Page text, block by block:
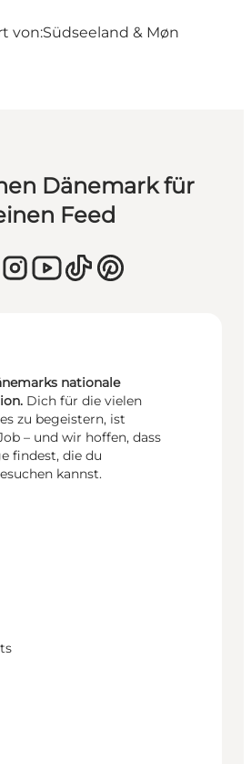
von:Südseeland & Møn
Dänemark für
Feed
nationale
Dich für die vielen
zu begeistern, ist
– und wir hoffen, dass
findest, die du
kannst.